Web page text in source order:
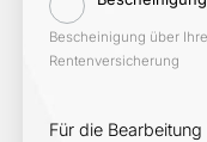
Bescheinigung über
Rentenversicherung
Für die